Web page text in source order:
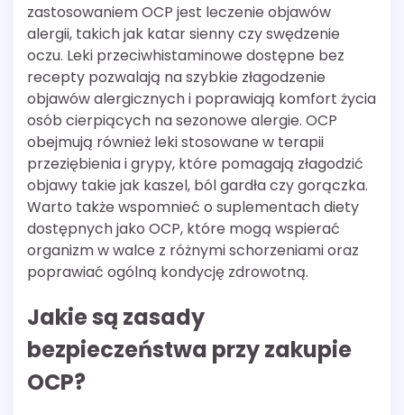
zastosowaniem OCP jest leczenie objawów
alergii, takich jak katar sienny czy swędzenie
oczu. Leki przeciwhistaminowe dostępne bez
recepty pozwalają na szybkie złagodzenie
objawów alergicznych i poprawiają komfort życia
osób cierpiących na sezonowe alergie. OCP
obejmują również leki stosowane w terapii
przeziębienia i grypy, które pomagają złagodzić
objawy takie jak kaszel, ból gardła czy gorączka.
Warto także wspomnieć o suplementach diety
dostępnych jako OCP, które mogą wspierać
organizm w walce z różnymi schorzeniami oraz
poprawiać ogólną kondycję zdrowotną.
Jakie są zasady
bezpieczeństwa przy zakupie
OCP?